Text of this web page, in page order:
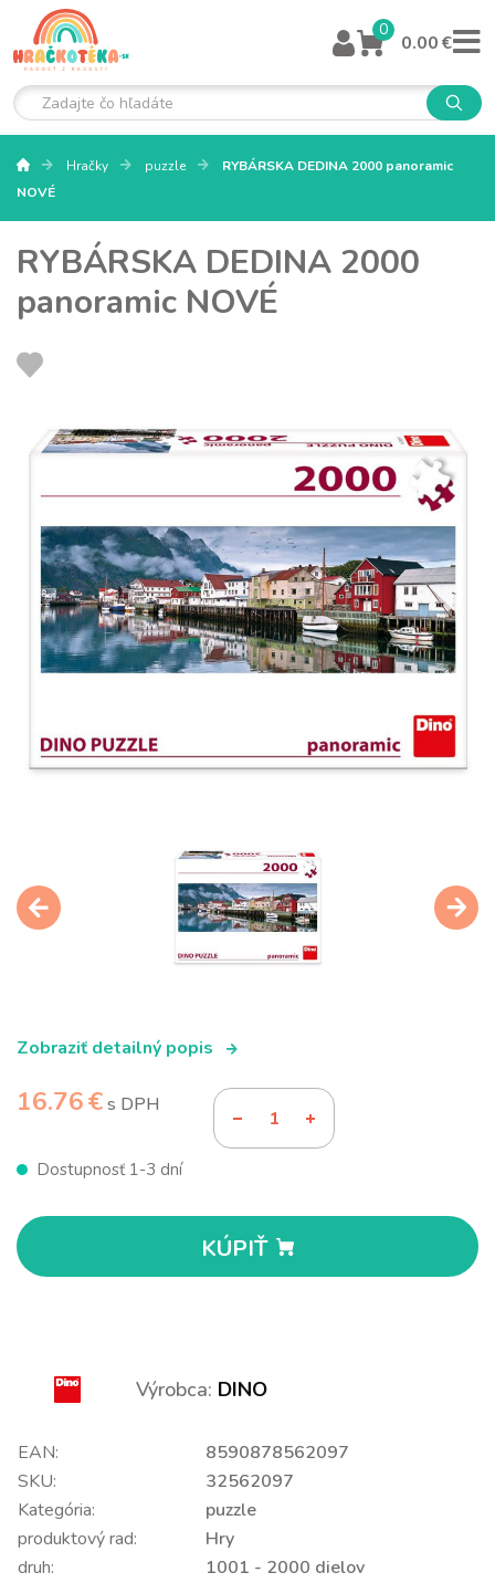
0
0.00 €
Hračky puzzle
RYBÁRSKA DEDINA 2000 panoramic
NOVÉ
RYBÁRSKA DEDINA 2000
panoramic NOVÉ
Zobraziť detailný popis
16.76 €s DPH
Dostupnosť 1-3 dní
KÚPIŤ
Výrobca: DINO
EAN:
8590878562097
SKU:
32562097
Kategória:
puzzle
produktový rad:
Hry
druh:
1001 - 2000 dielov